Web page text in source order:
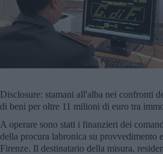
Disclosure: stamani all'alba nei confronti
di beni per oltre 11 milioni di euro tra
A operare sono stati i finanzieri dei
della procura labronica su provvedimento
Firenze. Il destinatario della misura,